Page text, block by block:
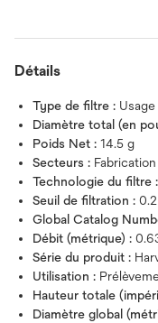
Détails
Type de filtre :
Diamètre total (en
Poids Net : 14.5 g
Secteurs :
Technologie du filtre :
Seuil de filtration :
Global Catalog
Débit (métrique) :
Série du produit :
Utilisation :
Hauteur totale
Diamètre global